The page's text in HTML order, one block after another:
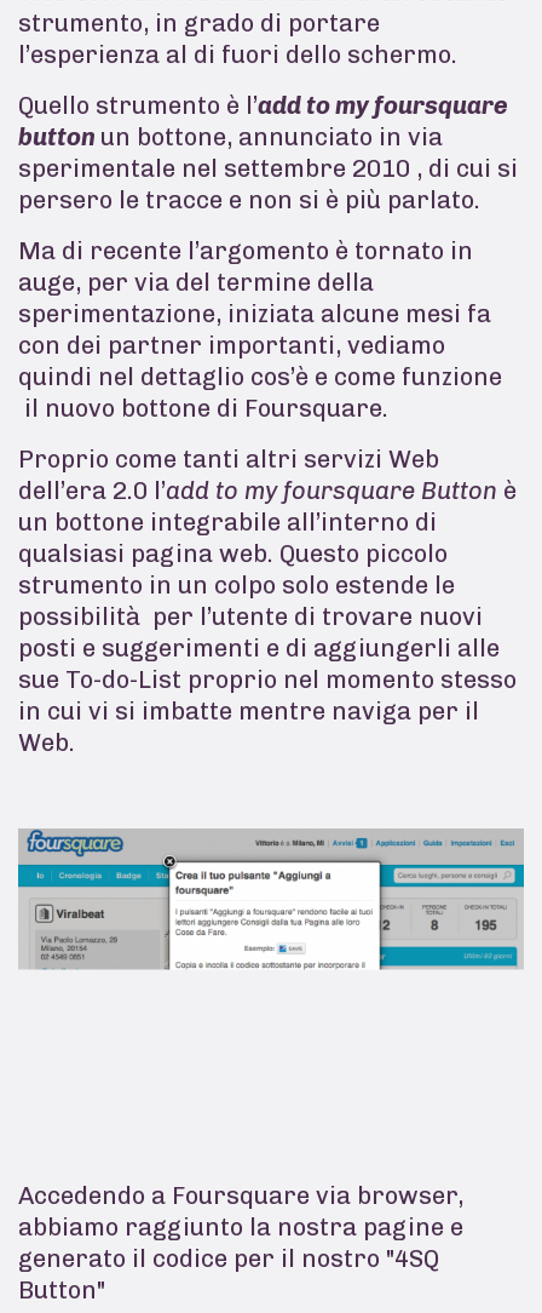
strumento, in grado di portare
l’esperienza al di fuori dello schermo.
Quello strumento è l’add to my foursquare
button un bottone, annunciato in via
sperimentale nel settembre 2010 , di cui si
persero le tracce e non si è più parlato.
Ma di recente l’argomento è tornato in
auge, per via del termine della
sperimentazione, iniziata alcune mesi fa
con dei partner importanti, vediamo
quindi nel dettaglio cos’è e come funzione
il nuovo bottone di Foursquare.
Proprio come tanti altri servizi Web
dell’era 2.0 l’add to my foursquare Button è
un bottone integrabile all’interno di
qualsiasi pagina web. Questo piccolo
strumento in un colpo solo estende le
possibilità per l’utente di trovare nuovi
posti e suggerimenti e di aggiungerli alle
sue To-do-List proprio nel momento stesso
in cui vi si imbatte mentre naviga per il
Web.
Accedendo a Foursquare via browser,
abbiamo raggiunto la nostra pagine e
generato il codice per il nostro "4SQ
Button"